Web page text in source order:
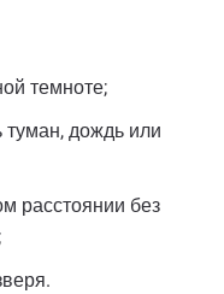
темноте;
туман, дождь или
расстоянии без